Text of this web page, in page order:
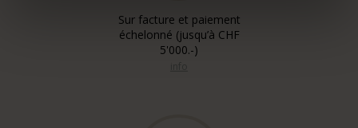
Sur facture et paiement
échelonné (jusqu’à CHF
5'000.-)